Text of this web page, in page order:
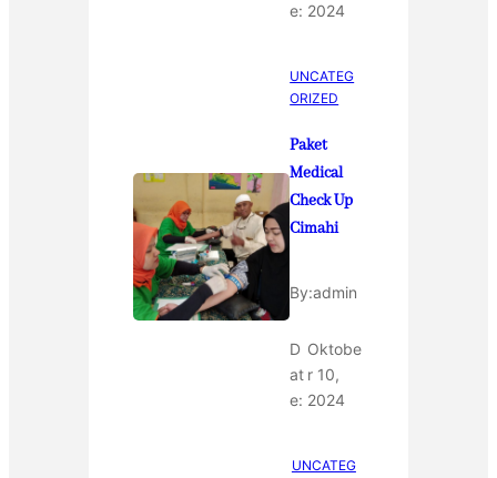
e: 2024
UNCATEG
ORIZED
Paket
Medical
Check Up
Cimahi
By:admin
D
at
e:
Oktobe
r 10,
2024
UNCATEG